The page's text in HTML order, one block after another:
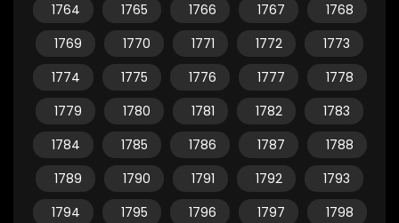
1764
1765 1766 1767
1768
1769
1770 1771 1772
1773
1774
1775 1776 1777
1778
1779
1780 1781 1782
1783
1784
1785 1786 1787
1788
1789
1790 1791 1792
1793
1794
1795 1796 1797
1798